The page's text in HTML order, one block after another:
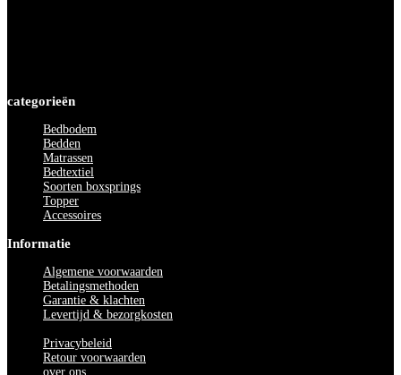
categorieën
Bedbodem
Bedden
Matrassen
Bedtextiel
Soorten boxsprings
Topper
Accessoires
Informatie
Algemene voorwaarden
Betalingsmethoden
Garantie & klachten
Levertijd & bezorgkosten
Privacybeleid
Retour voorwaarden
over ons